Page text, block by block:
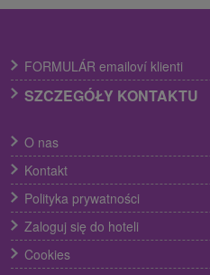
FORMULÁR emailoví klienti
SZCZEGÓŁY KONTAKTU
O nas
Kontakt
Polityka prywatności
Zaloguj się do hoteli
Cookies